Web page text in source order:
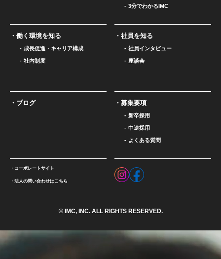
3分でわかるIMC
働く環境を知る
成長促進・キャリア構成
社内制度
社員を知る
社員インタビュー
座談会
ブログ 募集要項
新卒採用
中途採用
よくある質問
コーポレートサイト
法人の問い合わせはこちら
© IMC, INC. ALL RIGHTS RESERVED.